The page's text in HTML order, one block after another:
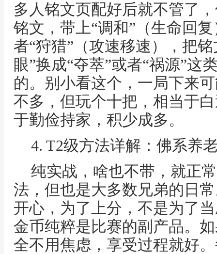
多人铭文页配好后就不管了
铭文，带上“调和”（生命回
者“狩猎”（攻速移速），把
眼”换成“夺萃”或者“祸源”这
的。别小看这个，一局下来
不多，但玩个十把，相当于
于勤俭持家，积少成多。
4. T2级方法详解：佛系养
纯实战，啥也不带，就正
法，但也是大多数兄弟的日
开心，为了上分，不是为了
金币纯粹是比赛的副产品。
全不用焦虑，享受过程就好